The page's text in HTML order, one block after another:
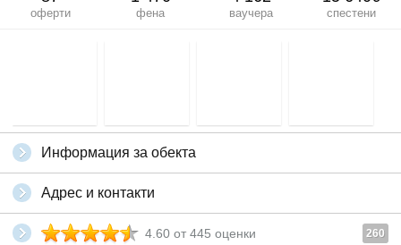
оферти фена ваучера спестени
Информация за обекта
Адрес и контакти
4.60 от 445 оценки 260